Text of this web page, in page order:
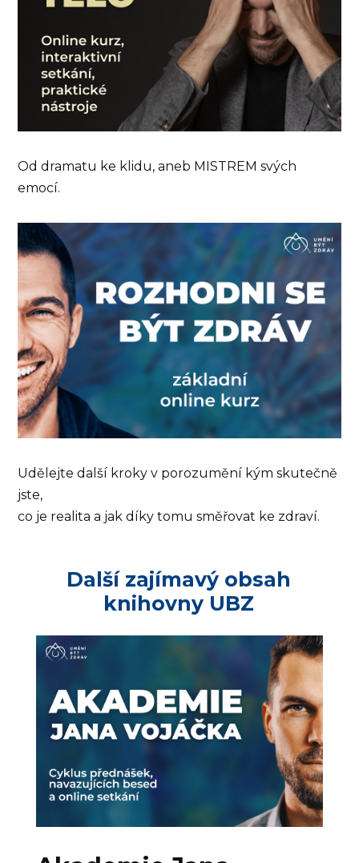
Od dramatu ke klidu, aneb MISTREM svých
emocí.
Udělejte další kroky v porozumění kým skutečně
jste,
co je realita a jak díky tomu směřovat ke zdraví.
Další zajímavý obsah
knihovny UBZ